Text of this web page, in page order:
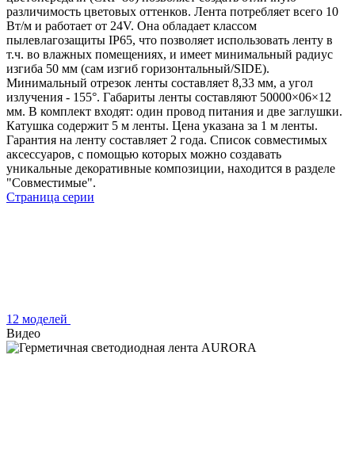
различимость цветовых оттенков. Лента потребляет всего 10
Вт/м и работает от 24V. Она обладает классом
пылевлагозащиты IP65, что позволяет использовать ленту в
т.ч. во влажных помещениях, и имеет минимальный радиус
изгиба 50 мм (сам изгиб горизонтальный/SIDE).
Минимальный отрезок ленты составляет 8,33 мм, а угол
излучения - 155°. Габариты ленты составляют 50000×06×12
мм. В комплект входят: один провод питания и две заглушки.
Катушка содержит 5 м ленты. Цена указана за 1 м ленты.
Гарантия на ленту составляет 2 года. Список совместимых
аксессуаров, с помощью которых можно создавать
уникальные декоративные композиции, находится в разделе
"Совместимые".
Страница серии
12 моделей
Видео